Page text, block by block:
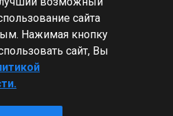
Стиль
сайта
Нажимая кнопку
сайт, Вы